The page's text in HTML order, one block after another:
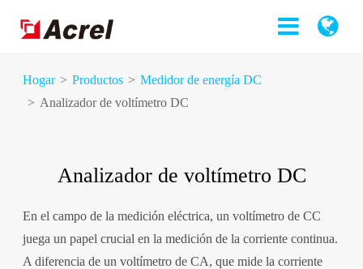
Hogar Productos
Medidor de energía DC
Analizador de voltímetro DC
Analizador de voltímetro DC
En el campo de la medición eléctrica, un voltímetro de CC
juega un papel crucial en la medición de la corriente continua.
A diferencia de un voltímetro de CA, que mide la corriente